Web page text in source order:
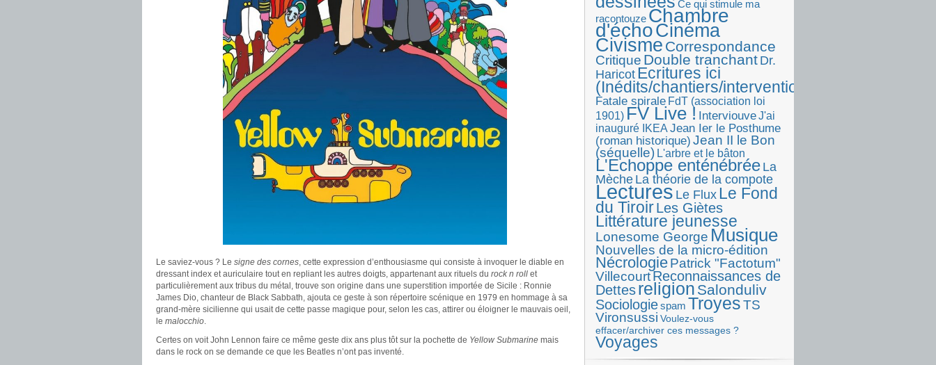
Le saviez-vous ? Le signe des cornes, cette expression d’enthousiasme qui consiste à invoquer le diable en
dressant index et auriculaire tout en repliant les autres doigts, appartenant aux rituels du rock n roll et
particulièrement aux tribus du métal, trouve son origine dans une superstition importée de Sicile : Ronnie
James Dio, chanteur de Black Sabbath, ajouta ce geste à son répertoire scénique en 1979 en hommage à sa
grand-mère sicilienne qui usait de cette passe magique pour, selon les cas, attirer ou éloigner le mauvais oeil,
le malocchio.
Certes on voit John Lennon faire ce même geste dix ans plus tôt sur la pochette de Yellow Submarine mais
dans le rock on se demande ce que les Beatles n’ont pas inventé.
Ce qui stimule ma
racontouze Chambre
d'échoCinéma
Civisme Correspondance
Critique Double tranchant Dr.
Haricot Ecritures ici
(Inédits/chantiers/interventions)
Fatale spirale FdT (association loi
1901) FV Live ! InterviouveJ'ai
inauguré IKEA Jean Ier le Posthume
(roman historique) Jean II le Bon
(séquelle) L'arbre et le bâton
L'Echoppe enténébrée La
Mèche La théorie de la compote
LecturesLe FluxLe Fond
du TiroirLes Giètes
Littérature jeunesse
Lonesome George Musique
Nouvelles de la micro-édition
NécrologiePatrick "Factotum"
VillecourtReconnaissances de
Dettesreligion Salonduliv
Sociologiespam TroyesTS
Vironsussi Voulez-vous
effacer/archiver ces messages ?
Voyages